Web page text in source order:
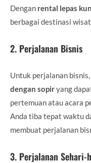
Dengan rental lepas
berbagai destinasi
2. Perjalanan Bisnis
Untuk perjalanan
dengan sopiryang
pertemuan atau acara
Anda tiba tepat waktu
membuat perjalanan
3. Perjalanan Sehari-